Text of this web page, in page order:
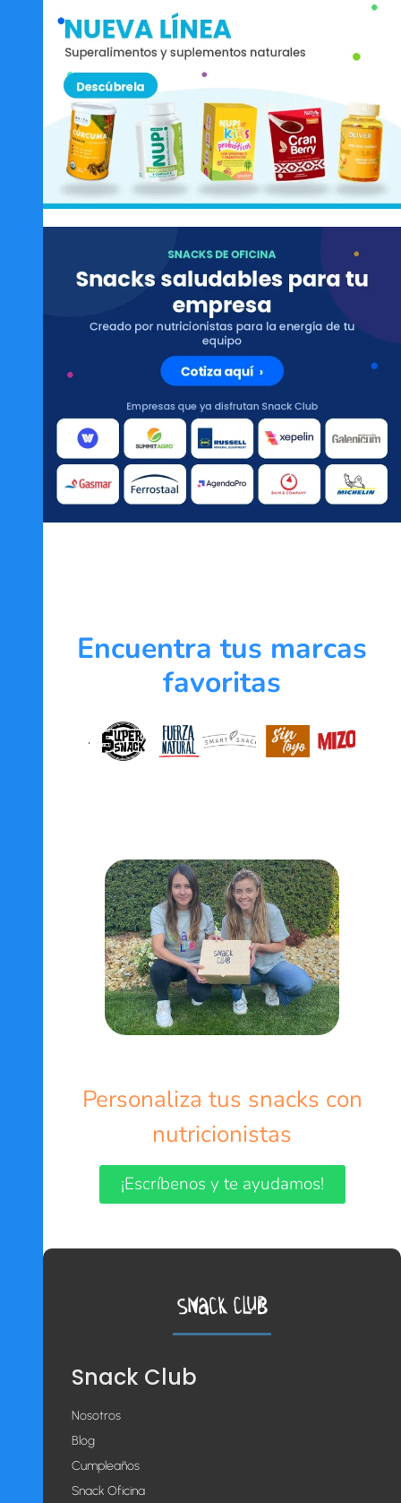
Encuentra tus marcas
favoritas
Personaliza tus snacks con
nutricionistas
¡Escríbenos y te ayudamos!
Snack Club
Nosotros
Blog
Cumpleaños
Snack Oficina